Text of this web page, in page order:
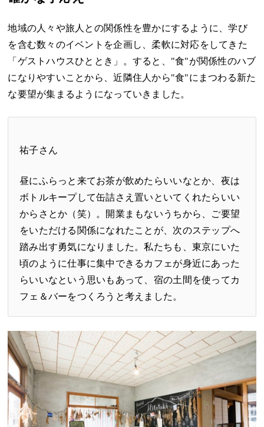
地域の人々や旅人との関係性を豊かにするように、学び
を含む数々のイベントを企画し、柔軟に対応をしてきた
「ゲストハウスひととき」。すると、"食"が関係性のハブ
になりやすいことから、近隣住人から"食"にまつわる新た
な要望が集まるようになっていきました。
祐子さん
昼にふらっと来てお茶が飲めたらいいなとか、夜は
ボトルキープして缶詰さえ置いといてくれたらいい
からさとか（笑）。開業まもないうちから、ご要望
をいただける関係になれたことが、次のステップへ
踏み出す勇気になりました。私たちも、東京にいた
頃のように仕事に集中できるカフェが身近にあった
らいいなという思いもあって、宿の土間を使ってカ
フェ＆バーをつくろうと考えました。